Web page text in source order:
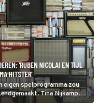
'RUBEN NICOLAI EN TIJL
HITSTER'
spelprogramma zou
Tina Nijkamp
dat er steeds meer